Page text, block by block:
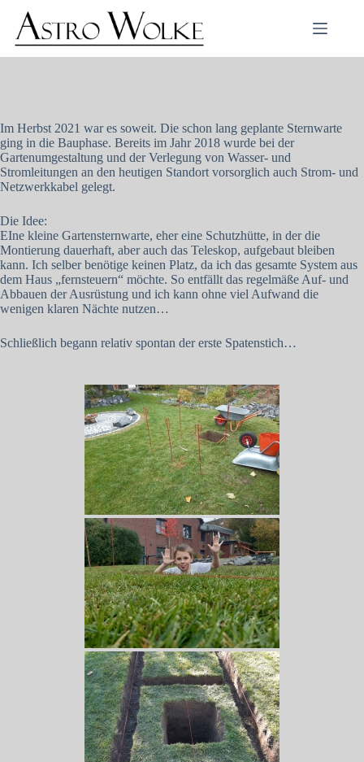
Inhalt
springen
Im Herbst 2021 war es soweit. Die schon lang geplante Sternwarte
ging in die Bauphase. Bereits im Jahr 2018 wurde bei der
Gartenumgestaltung und der Verlegung von Wasser- und
Stromleitungen an den heutigen Standort vorsorglich auch Strom- und
Netzwerkkabel gelegt.
Die Idee:
EIne kleine Gartensternwarte, eher eine Schutzhütte, in der die
Montierung dauerhaft, aber auch das Teleskop, aufgebaut bleiben
kann. Ich selber benötige keinen Platz, da ich das gesamte System aus
dem Haus „fernsteuern“ möchte. So entfällt das regelmäße Auf- und
Abbauen der Ausrüstung und ich kann ohne viel Aufwand die
wenigen klaren Nächte nutzen…
Schließlich begann relativ spontan der erste Spatenstich…